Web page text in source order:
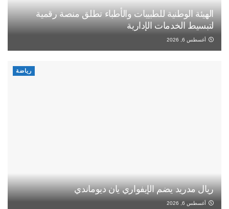
الهيئة الوطنية للطبيبات والأطباء تطلق منصة رقمية
لتبسيط الخدمات الإدارية
أغسطس 6, 2026
رياضة
ريال مدريد يضم الإيفواري يان ديوماندي
أغسطس 6, 2026